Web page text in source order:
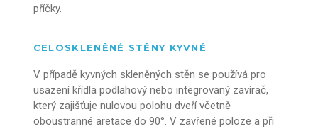
příčky.
CELOSKLENĚNÉ STĚNY KYVNÉ
V případě kyvných skleněných stěn se používá pro
usazení křídla podlahový nebo integrovaný zavírač,
který zajišťuje nulovou polohu dveří včetně
oboustranné aretace do 90°. V zavřené poloze a při